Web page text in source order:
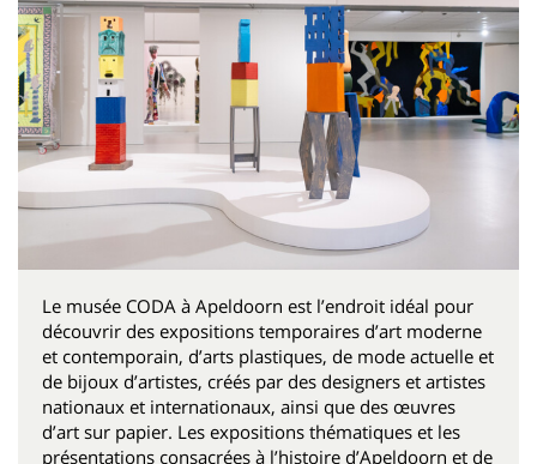
Le musée CODA à Apeldoorn est l’endroit idéal pour
découvrir des expositions temporaires d’art moderne
et contemporain, d’arts plastiques, de mode actuelle et
de bijoux d’artistes, créés par des designers et artistes
nationaux et internationaux, ainsi que des œuvres
d’art sur papier. Les expositions thématiques et les
présentations consacrées à l’histoire d’Apeldoorn et de